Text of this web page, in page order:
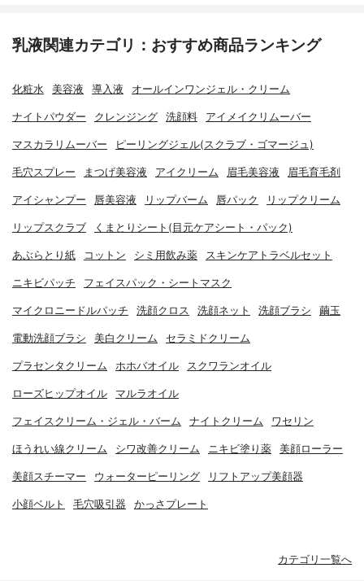
乳液関連カテゴリ：おすすめ商品ランキング
化粧水 美容液 導入液 オールインワンジェル・クリーム
ナイトパウダー クレンジング 洗顔料 アイメイクリムーバー
マスカラリムーバー ピーリングジェル(スクラブ・ゴマージュ)
毛穴スプレー まつげ美容液 アイクリーム 眉毛美容液 眉毛育毛剤
アイシャンプー 唇美容液 リップバーム 唇パック リップクリーム
リップスクラブ くまとりシート(目元ケアシート・パック)
あぶらとり紙 コットン シミ用飲み薬 スキンケアトラベルセット
ニキビパッチ フェイスパック・シートマスク
マイクロニードルパッチ 洗顔クロス 洗顔ネット 洗顔ブラシ 繭玉
電動洗顔ブラシ 美白クリーム セラミドクリーム
プラセンタクリーム ホホバオイル スクワランオイル
ローズヒップオイル マルラオイル
フェイスクリーム・ジェル・バーム ナイトクリーム ワセリン
ほうれい線クリーム シワ改善クリーム ニキビ塗り薬 美顔ローラー
美顔スチーマー ウォーターピーリング リフトアップ美顔器
小顔ベルト 毛穴吸引器 かっさプレート
カテゴリ一覧へ